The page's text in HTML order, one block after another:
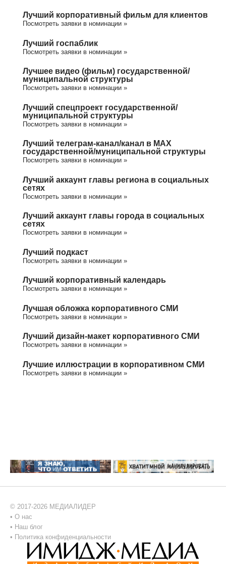
Лучший корпоративный фильм для клиентов
Посмотреть заявки в номинации »
Лучший госпаблик
Посмотреть заявки в номинации »
Лучшее видео (фильм) государственной/
муниципальной структуры
Посмотреть заявки в номинации »
Лучший спецпроект государственной/
муниципальной структуры
Посмотреть заявки в номинации »
Лучший телеграм-канал/канал в МАХ
государственной/муниципальной структуры
Посмотреть заявки в номинации »
Лучший аккаунт главы региона в социальных
сетях
Посмотреть заявки в номинации »
Лучший аккаунт главы города в социальных
сетях
Посмотреть заявки в номинации »
Лучший подкаст
Посмотреть заявки в номинации »
Лучший корпоративный календарь
Посмотреть заявки в номинации »
Лучшая обложка корпоративного СМИ
Посмотреть заявки в номинации »
Лучший дизайн-макет корпоративного СМИ
Посмотреть заявки в номинации »
Лучшие иллюстрации в корпоративном СМИ
Посмотреть заявки в номинации »
© 2017-2026 МЕДИАЛИДЕР
• О нас
• Наш блог
• Политика конфиденциальности